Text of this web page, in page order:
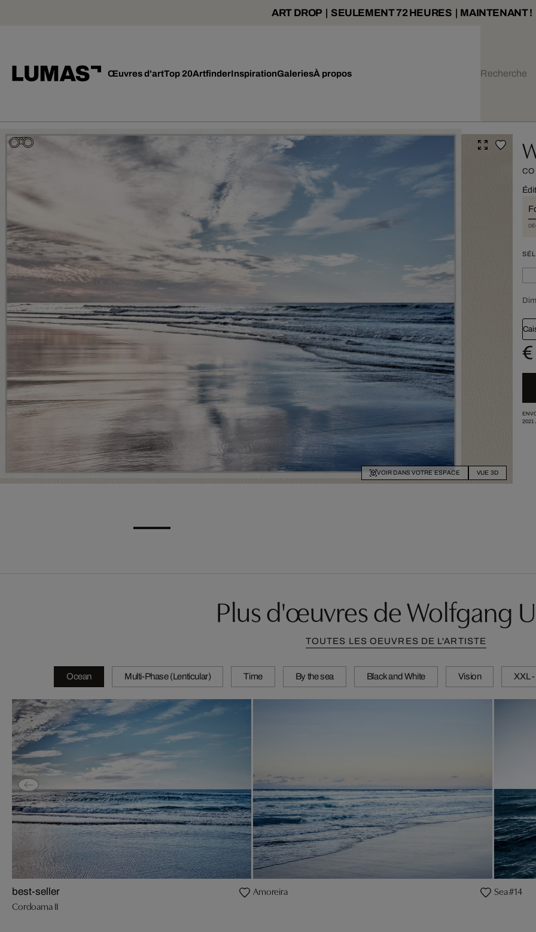
ART DROP | SEULEMENT 72 HEURES | MAINTENANT !
Œuvres d'artTop 20ArtfinderInspirationGaleriesÀ propos
VOIR DANS VOTRE ESPACE VUE 3D
2021
Plus d'œuvres de Wolfgang
TOUTES LES OEUVRES DE L'ARTISTE
Ocean Multi-Phase (Lenticular) Time By the sea Black and White Vision XXL
best-seller
Cordoama II
Amoreira Sea #14